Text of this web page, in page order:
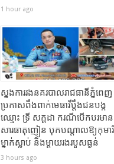
1 hour ago
ស្នងការរងនគរបាលរាជធានីភ្នំពេញ
ប្រកាសពឹងពាក់មេធាវីប្តឹងជនបង្ក
ឈ្មោះ ទ្រី សក្ដដា ករណីបើកបរមាន
សារធាតុញៀន បុកបណ្តាលឱ្យកុមារី
ម្នាក់ស្លាប់ និងម្តាយរងរបួសធ្ងន់
3 hours ago